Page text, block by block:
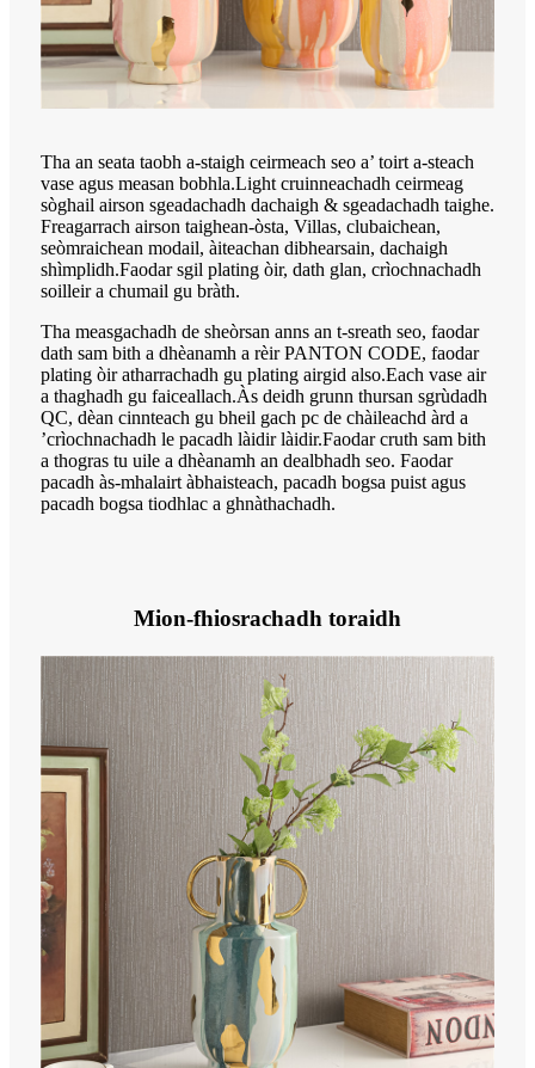
Tha an seata taobh a-staigh ceirmeach seo a’ toirt a-steach
vase agus measan bobhla.Light cruinneachadh ceirmeag
sòghail airson sgeadachadh dachaigh & sgeadachadh taighe.
Freagarrach airson taighean-òsta, Villas, clubaichean,
seòmraichean modail, àiteachan dibhearsain, dachaigh
shìmplidh.Faodar sgil plating òir, dath glan, crìochnachadh
soilleir a chumail gu bràth.
Tha measgachadh de sheòrsan anns an t-sreath seo, faodar
dath sam bith a dhèanamh a rèir PANTON CODE, faodar
plating òir atharrachadh gu plating airgid also.Each vase air
a thaghadh gu faiceallach.Às deidh grunn thursan sgrùdadh
QC, dèan cinnteach gu bheil gach pc de chàileachd àrd a
’crìochnachadh le pacadh làidir làidir.Faodar cruth sam bith
a thogras tu uile a dhèanamh an dealbhadh seo. Faodar
pacadh às-mhalairt àbhaisteach, pacadh bogsa puist agus
pacadh bogsa tiodhlac a ghnàthachadh.
Mion-fhiosrachadh toraidh